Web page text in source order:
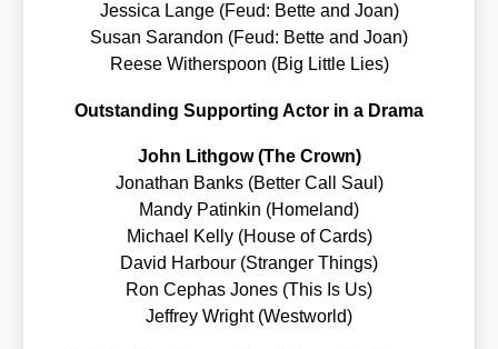
Jes­si­ca Lan­ge (Feud: Bet­te and Joan)
Sus­an Saran­don (Feud: Bet­te and Joan)
Ree­se Withers­poon (Big Litt­le Lies)
Out­stan­ding Sup­port­ing Actor in a Dra­ma
John Lith­gow (The Crown)
Jona­than Banks (Bet­ter Call Saul)
Man­dy Patin­kin (Home­land)
Micha­el Kel­ly (House of Cards)
David Har­bour (Stran­ger Things)
Ron Cephas Jones (This Is Us)
Jef­frey Wright (West­world)